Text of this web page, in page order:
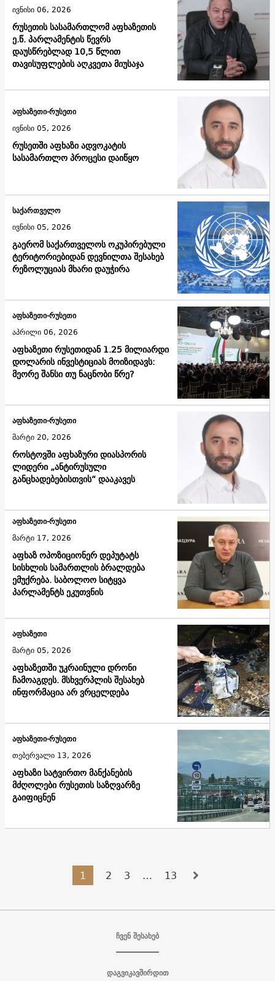
რუსეთის სასამართლომ აფხაზეთის
ე.წ. პარლამენტის წევრს
დაუსწრებლად 10,5 წლით
თავისუფლების აღკვეთა მიუსაჯა
ივნისი 06, 2026
რუსეთში აფხაზი ადვოკატის
სასამართლო პროცესი დაიწყო
აფხაზეთი-რუსეთი
ივნისი 05, 2026
გაერომ საქართველოს ოკუპირებული
ტერიტორიებიდან დევნილთა შესახებ
რეზოლუციას მხარი დაუჭირა
საქართველო
ივნისი 05, 2026
აფხაზეთი რუსეთიდან 1.25 მილიარდი
დოლარის ინვესტიციას მოიზიდავს:
მეორე შანსი თუ ნაცნობი წრე?
აფხაზეთი-რუსეთი
აპრილი 06, 2026
როსტოვში აფხაზური დიასპორის
ლიდერი „ანტირუსული
განცხადებებისთვის“ დააკავეს
აფხაზეთი-რუსეთი
მარტი 20, 2026
აფხაზ ოპოზიციონერ დეპუტატს
სისხლის სამართლის ბრალდება
ემუქრება. საბოლოო სიტყვა
პარლამენტს ეკუთვნის
აფხაზეთი-რუსეთი
მარტი 17, 2026
აფხაზეთში უკრაინული დრონი
ჩამოაგდეს. მსხვერპლის შესახებ
ინფორმაცია არ ვრცელდება
აფხაზეთი
მარტი 05, 2026
აფხაზი სატვირთო მანქანების
მძღოლები რუსეთის საზღვარზე
გაიფიცნენ
აფხაზეთი-რუსეთი
თებერვალი 13, 2026
1 2 3 … 13
ჩვენ შესახებ
დაგვიკავშირდით